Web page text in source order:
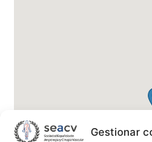
Gestionar